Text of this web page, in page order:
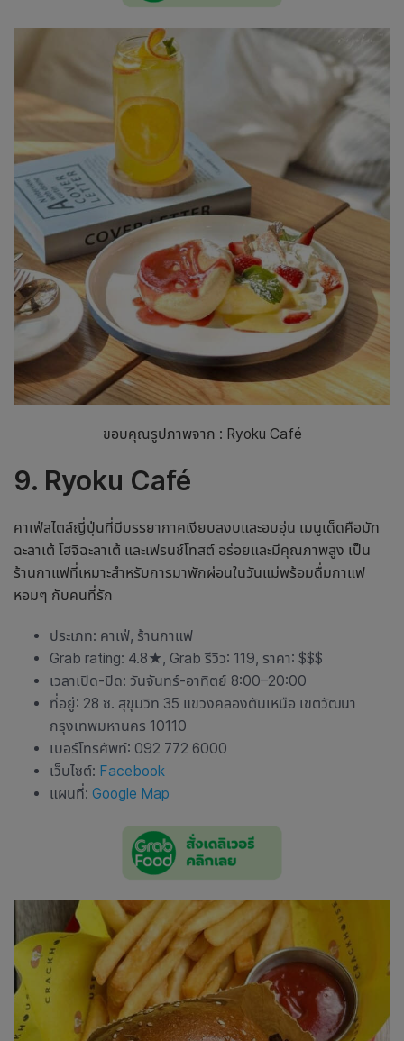
ขอบคุณรูปภาพจาก : Ryoku Café
9. Ryoku Café
คาเฟ่สไตล์ญี่ปุ่นที่มีบรรยากาศเงียบสงบและอบอุ่น เมนูเด็ดคือมัท
ฉะลาเต้ โฮจิฉะลาเต้ และเฟรนช์โทสต์ อร่อยและมีคุณภาพสูง เป็น
ร้านกาแฟที่เหมาะสำหรับการมาพักผ่อนในวันแม่พร้อมดื่มกาแฟ
หอมๆ กับคนที่รัก
ประเภท: คาเฟ่, ร้านกาแฟ
Grab rating: 4.8★, Grab รีวิว: 119, ราคา: $$$
เวลาเปิด-ปิด: วันจันทร์-อาทิตย์ 8:00–20:00
ที่อยู่: 28 ซ. สุขุมวิท 35 แขวงคลองตันเหนือ เขตวัฒนา
กรุงเทพมหานคร 10110
เบอร์โทรศัพท์: 092 772 6000
เว็บไซต์: Facebook
แผนที่: Google Map